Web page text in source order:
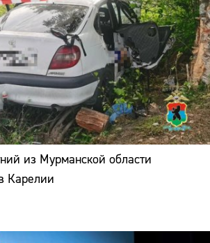
из Мурманской области
Карелии